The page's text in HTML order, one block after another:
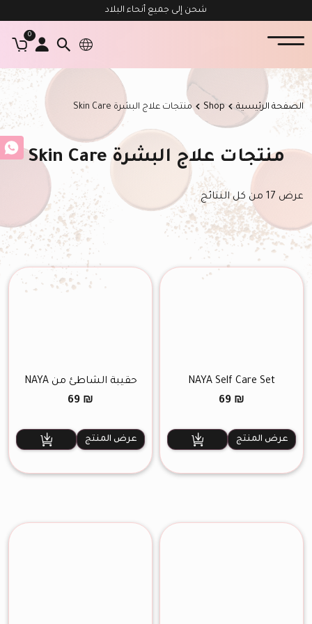
شحن إلى جميع أنحاء البلاد
0
الصفحة الرئيسية Shop منتجات علاج البشرة Skin Care
منتجات علاج البشرة Skin Care
عرض ⁦17⁩ من كل النتائج
NAYA Self Care Set
69 ₪
عرض المنتج
حقيبة الشاطئ من NAYA
69 ₪
عرض المنتج